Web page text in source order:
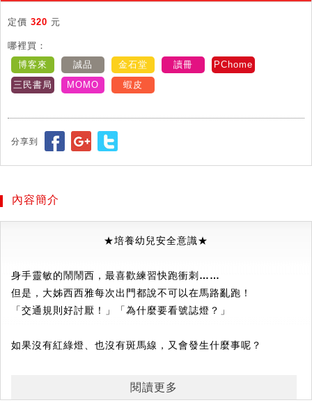
定價 320 元
哪裡買：
博客來
誠品 金石堂 讀冊
PChome
三民書局
MOMO 蝦皮
分享到
內容簡介
★培養幼兒安全意識★
身手靈敏的鬧鬧西，最喜歡練習快跑衝刺……
但是，大姊西西雅每次出門都說不可以在馬路亂跑！
「交通規則好討厭！」「為什麼要看號誌燈？」
如果沒有紅綠燈、也沒有斑馬線，又會發生什麼事呢？
親子共讀，換個角度想一想。孩子對外面的世界充滿好奇，如
閱讀更多